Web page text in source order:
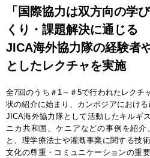
「国際協力は双方向の学
くり・課題解決に通じる
JICA海外協力隊の経験者
としたレクチャを実施
全7回のうち＃1～＃5で行われたレクチ
状の紹介に始まり、カンボジアにおける
JICA海外協力隊として活動したキルギ
ニカ共和国、ケニアなどの事例を紹
と、理学療法士や灌漑事業に関する技
文化の尊重・コミュニケーションの重